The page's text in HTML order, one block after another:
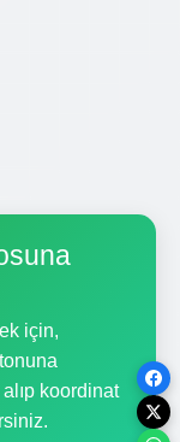
için,
koordinat